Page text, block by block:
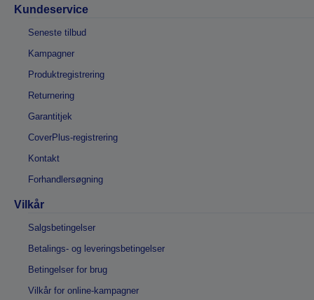
Kundeservice
Seneste tilbud
Kampagner
Produktregistrering
Returnering
Garantitjek
CoverPlus-registrering
Kontakt
Forhandlersøgning
Vilkår
Salgsbetingelser
Betalings- og leveringsbetingelser
Betingelser for brug
Vilkår for online-kampagner